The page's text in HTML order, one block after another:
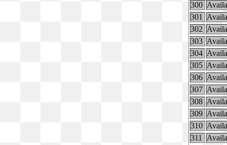
300
301
302
303
304
305
306
307
308
309
310
311